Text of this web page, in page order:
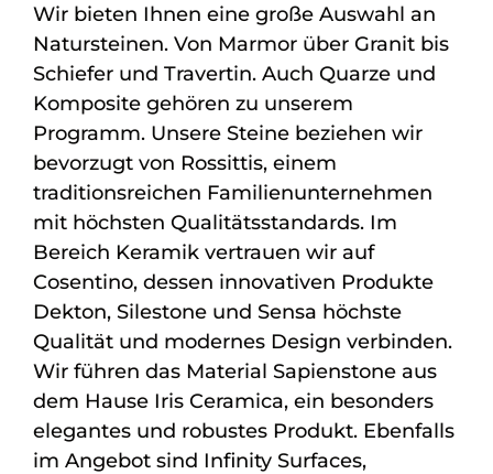
Wir bieten Ihnen eine große Auswahl an
Natursteinen. Von Marmor über Granit bis
Schiefer und Travertin. Auch Quarze und
Komposite gehören zu unserem
Programm. Unsere Steine beziehen wir
bevorzugt von Rossittis, einem
traditionsreichen Familienunternehmen
mit höchsten Qualitätsstandards. Im
Bereich Keramik vertrauen wir auf
Cosentino, dessen innovativen Produkte
Dekton, Silestone und Sensa höchste
Qualität und modernes Design verbinden.
Wir führen das Material Sapienstone aus
dem Hause Iris Ceramica, ein besonders
elegantes und robustes Produkt. Ebenfalls
im Angebot sind Infinity Surfaces,